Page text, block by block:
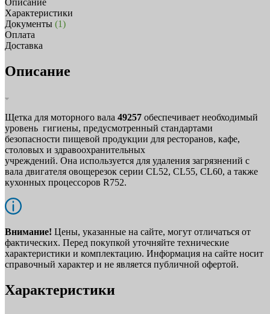
Характеристики
Документы (1)
Оплата
Доставка
Описание
Щетка для моторного вала 49257 обеспечивает необходимый
уровень гигиены, предусмотренный стандартами
безопасности пищевой продукции для ресторанов, кафе,
столовых и здравоохранительных
учреждений. Она используется для удаления загрязнений с
вала двигателя овощерезок серии CL52, CL55, CL60, а также
кухонных процессоров R752.
Внимание! Цены, указанные на сайте, могут отличаться от
фактических. Перед покупкой уточняйте технические
характеристики и комплектацию. Информация на сайте носит
справочный характер и не является публичной офертой.
Характеристики